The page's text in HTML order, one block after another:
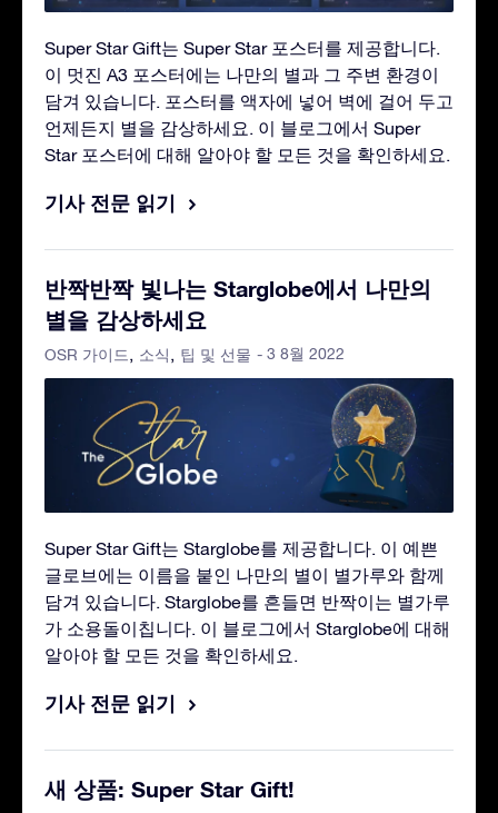
Super Star Gift는 Super Star 포스터를 제공합니다.
이 멋진 A3 포스터에는 나만의 별과 그 주변 환경이
담겨 있습니다. 포스터를 액자에 넣어 벽에 걸어 두고
언제든지 별을 감상하세요. 이 블로그에서 Super
Star 포스터에 대해 알아야 할 모든 것을 확인하세요.
기사 전문 읽기
반짝반짝 빛나는 Starglobe에서 나만의
별을 감상하세요
OSR 가이드 소식 팁 및 선물 - 3 8월 2022
Super Star Gift는 Starglobe를 제공합니다. 이 예쁜
글로브에는 이름을 붙인 나만의 별이 별가루와 함께
담겨 있습니다. Starglobe를 흔들면 반짝이는 별가루
가 소용돌이칩니다. 이 블로그에서 Starglobe에 대해
알아야 할 모든 것을 확인하세요.
기사 전문 읽기
새 상품: Super Star Gift!